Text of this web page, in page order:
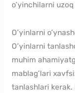
o’yinchilarni
O’yinlarni
O’yinlarni
muhim
mablag’lari
tanlashlari kerak.